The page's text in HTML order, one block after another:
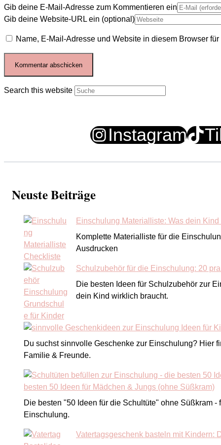
Gib deine E-Mail-Adresse zum Kommentieren ein
Gib deine Website-URL ein (optional)
Name, E-Mail-Adresse und Website in diesem Browser
Search this website
Instagram
Neuste Beiträge
Einschulung Materialliste: Was dein
Komplette Materialliste für die
Ausdrucken
Schulzubehör für die Einschulung: 20
Die besten Ideen für Schulzubehör zur
dein Kind wirklich braucht.
Du suchst sinnvolle Geschenke zur Einschulung? Hier
Familie & Freunde.
besten 50 Ideen für Mädchen & Jungs (ohne Süßkram)
Die besten "50 Ideen für die Schultüte" ohne Süßkram
Einschulung.
Vatertagsgeschenk basteln mit Kindern: